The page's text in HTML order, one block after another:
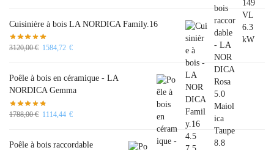
Cuisinière à bois LA NORDICA Family.16
3120,00€ 1584,72 €
Poêle à bois en céramique - LA
NORDICA Gemma
1788,00€ 1114,44 €
Poêle à bois raccordable